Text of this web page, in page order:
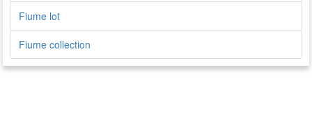
Fiume lot
Fiume collection